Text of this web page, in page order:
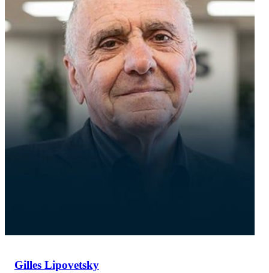
Gilles Lipovetsky